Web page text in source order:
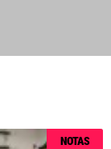
NOTAS